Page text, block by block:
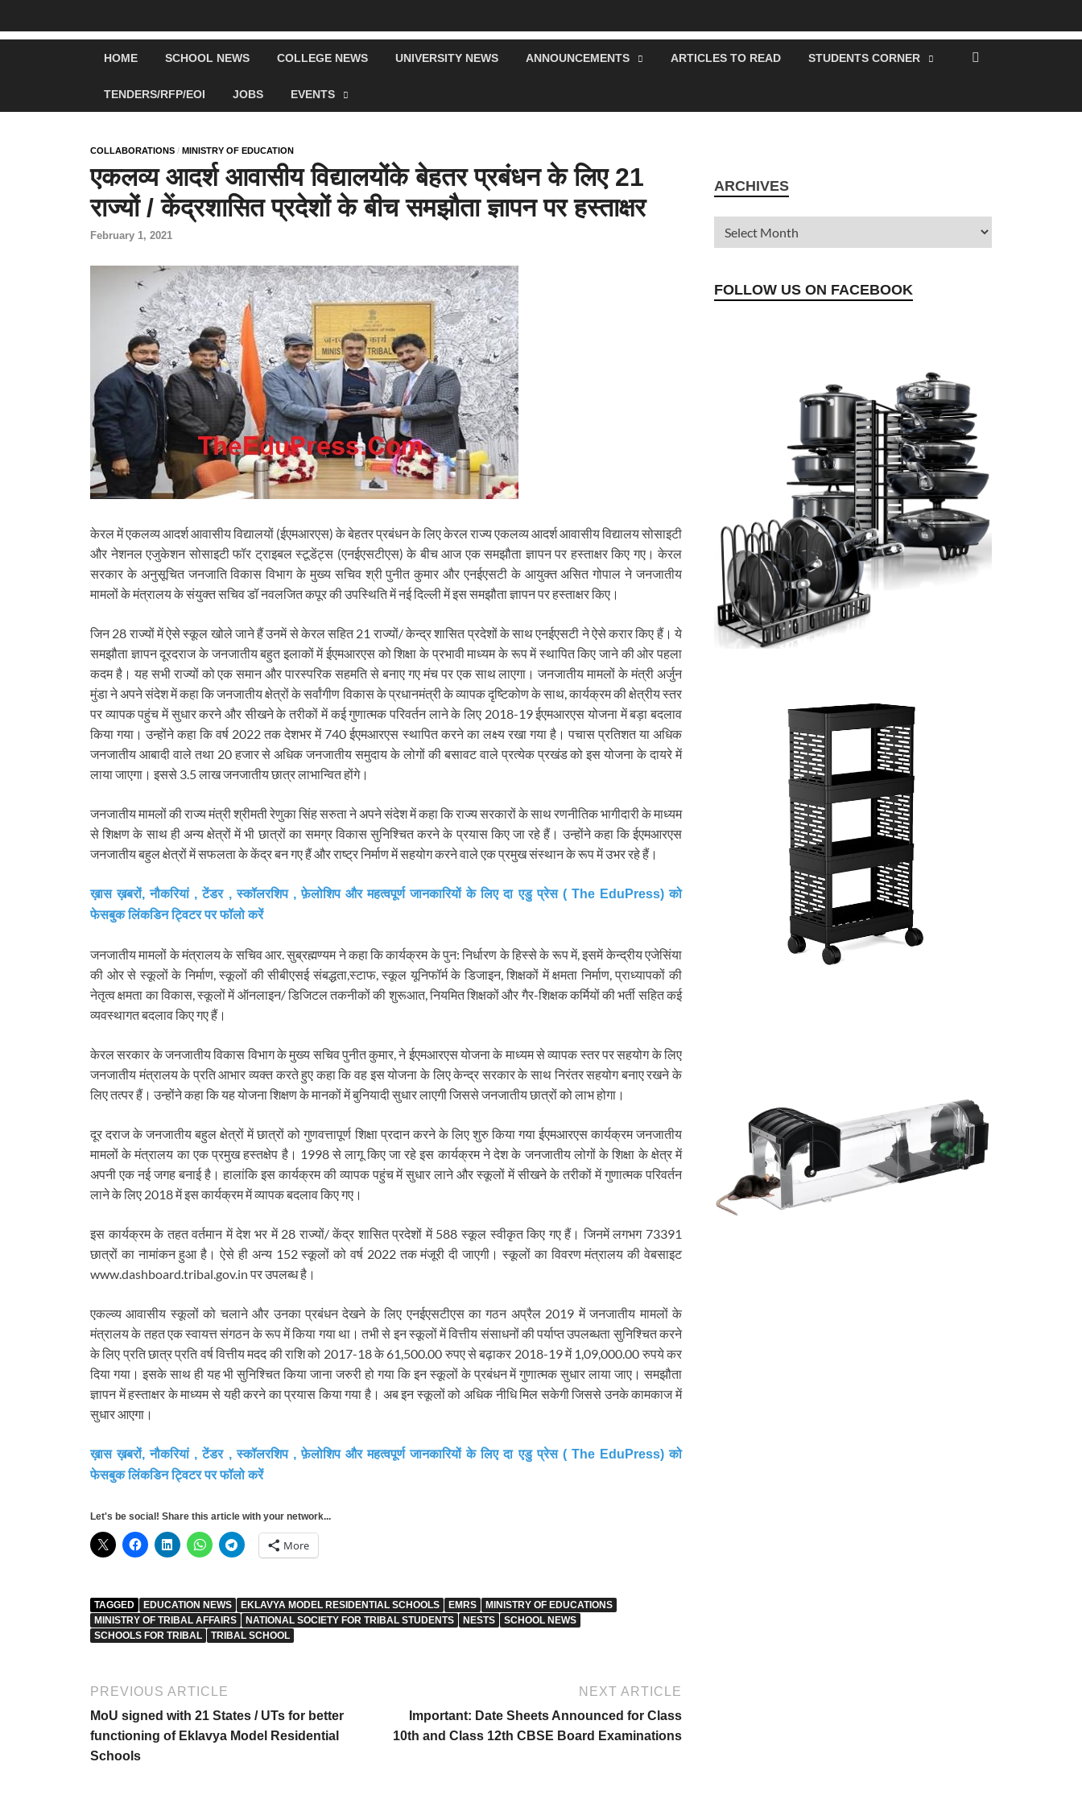
HOME SCHOOL NEWS COLLEGE NEWS UNIVERSITY NEWS ANNOUNCEMENTS ARTICLES TO READ STUDENTS CORNER
TENDERS/RFP/EOI JOBS EVENTS
COLLABORATIONS / MINISTRY OF EDUCATION
एकलव्य आदर्श आवासीय विद्यालयोंके बेहतर प्रबंधन के लिए 21
राज्यों / केंद्रशासित प्रदेशों के बीच समझौता ज्ञापन पर हस्ताक्षर
February 1, 2021
केरल में एकलव्य आदर्श आवासीय विद्यालयों (ईएमआरएस) के बेहतर प्रबंधन के लिए केरल राज्य एकलव्य आदर्श आवासीय विद्यालय सोसाइटी
और नेशनल एजुकेशन सोसाइटी फॉर ट्राइबल स्टूडेंट्स (एनईएसटीएस) के बीच आज एक समझौता ज्ञापन पर हस्ताक्षर किए गए। केरल
सरकार के अनुसूचित जनजाति विकास विभाग के मुख्य सचिव श्री पुनीत कुमार और एनईएसटी के आयुक्त असित गोपाल ने जनजातीय
मामलों के मंत्रालय के संयुक्त सचिव डॉ नवलजित कपूर की उपस्थिति में नई दिल्ली में इस समझौता ज्ञापन पर हस्ताक्षर किए।
जिन 28 राज्यों में ऐसे स्कूल खोले जाने हैं उनमें से केरल सहित 21 राज्यों/ केन्द्र शासित प्रदेशों के साथ एनईएसटी ने ऐसे करार किए हैं। ये
समझौता ज्ञापन दूरदराज के जनजातीय बहुत इलाकों में ईएमआरएस को शिक्षा के प्रभावी माध्यम के रूप में स्थापित किए जाने की ओर पहला
कदम है। यह सभी राज्यों को एक समान और पारस्परिक सहमति से बनाए गए मंच पर एक साथ लाएगा। जनजातीय मामलों के मंत्री अर्जुन
मुंडा ने अपने संदेश में कहा कि जनजातीय क्षेत्रों के सर्वांगीण विकास के प्रधानमंत्री के व्यापक दृष्टिकोण के साथ, कार्यक्रम की क्षेत्रीय स्तर
पर व्यापक पहुंच में सुधार करने और सीखने के तरीकों में कई गुणात्मक परिवर्तन लाने के लिए 2018-19 ईएमआरएस योजना में बड़ा बदलाव
किया गया। उन्होंने कहा कि वर्ष 2022 तक देशभर में 740 ईएमआरएस स्थापित करने का लक्ष्य रखा गया है। पचास प्रतिशत या अधिक
जनजातीय आबादी वाले तथा 20 हजार से अधिक जनजातीय समुदाय के लोगों की बसावट वाले प्रत्येक प्रखंड को इस योजना के दायरे में
लाया जाएगा। इससे 3.5 लाख जनजातीय छात्र लाभान्वित होंगे।
जनजातीय मामलों की राज्य मंत्री श्रीमती रेणुका सिंह सरुता ने अपने संदेश में कहा कि राज्य सरकारों के साथ रणनीतिक भागीदारी के माध्यम
से शिक्षण के साथ ही अन्य क्षेत्रों में भी छात्रों का समग्र विकास सुनिश्चित करने के प्रयास किए जा रहे हैं। उन्होंने कहा कि ईएमआरएस
जनजातीय बहुल क्षेत्रों में सफलता के केंद्र बन गए हैं और राष्ट्र निर्माण में सहयोग करने वाले एक प्रमुख संस्थान के रूप में उभर रहे हैं।
ख़ास ख़बरों, नौकरियां , टेंडर , स्कॉलरशिप , फ़ेलोशिप और महत्वपूर्ण जानकारियों के लिए दा एडु प्रेस ( The EduPress) को
फेसबुक लिंकडिन ट्विटर पर फॉलो करें
जनजातीय मामलों के मंत्रालय के सचिव आर. सुब्रह्मण्यम ने कहा कि कार्यक्रम के पुन: निर्धारण के हिस्से के रूप में, इसमें केन्द्रीय एजेसिंया
की ओर से स्कूलों के निर्माण, स्कूलों की सीबीएसई संबद्धता,स्टाफ, स्कूल यूनिफॉर्म के डिजाइन, शिक्षकों में क्षमता निर्माण, प्राध्यापकों की
नेतृत्व क्षमता का विकास, स्कूलों में ऑनलाइन/ डिजिटल तकनीकों की शुरूआत, नियमित शिक्षकों और गैर-शिक्षक कर्मियों की भर्ती सहित कई
व्यवस्थागत बदलाव किए गए हैं।
केरल सरकार के जनजातीय विकास विभाग के मुख्य सचिव पुनीत कुमार, ने ईएमआरएस योजना के माध्यम से व्यापक स्तर पर सहयोग के लिए
जनजातीय मंत्रालय के प्रति आभार व्यक्त करते हुए कहा कि वह इस योजना के लिए केन्द्र सरकार के साथ निरंतर सहयोग बनाए रखने के
लिए तत्पर हैं। उन्होंने कहा कि यह योजना शिक्षण के मानकों में बुनियादी सुधार लाएगी जिससे जनजातीय छात्रों को लाभ होगा।
दूर दराज के जनजातीय बहुल क्षेत्रों में छात्रों को गुणवत्तापूर्ण शिक्षा प्रदान करने के लिए शुरु किया गया ईएमआरएस कार्यक्रम जनजातीय
मामलों के मंत्रालय का एक प्रमुख हस्तक्षेप है। 1998 से लागू किए जा रहे इस कार्यक्रम ने देश के जनजातीय लोगों के शिक्षा के क्षेत्र में
अपनी एक नई जगह बनाई है। हालांकि इस कार्यक्रम की व्यापक पहुंच में सुधार लाने और स्कूलों में सीखने के तरीकों में गुणात्मक परिवर्तन
लाने के लिए 2018 में इस कार्यक्रम में व्यापक बदलाव किए गए।
इस कार्यक्रम के तहत वर्तमान में देश भर में 28 राज्यों/ केंद्र शासित प्रदेशों में 588 स्कूल स्वीकृत किए गए हैं। जिनमें लगभग 73391
छात्रों का नामांकन हुआ है। ऐसे ही अन्य 152 स्कूलों को वर्ष 2022 तक मंजूरी दी जाएगी। स्कूलों का विवरण मंत्रालय की वेबसाइट
www.dashboard.tribal.gov.in पर उपलब्ध है।
एकल्व्य आवासीय स्कूलों को चलाने और उनका प्रबंधन देखने के लिए एनईएसटीएस का गठन अप्रैल 2019 में जनजातीय मामलों के
मंत्रालय के तहत एक स्वायत्त संगठन के रूप में किया गया था। तभी से इन स्कूलों में वित्तीय संसाधनों की पर्याप्त उपलब्धता सुनिश्चित करने
के लिए प्रति छात्र प्रति वर्ष वित्तीय मदद की राशि को 2017-18 के 61,500.00 रुपए से बढ़ाकर 2018-19 में 1,09,000.00 रुपये कर
दिया गया। इसके साथ ही यह भी सुनिश्चित किया जाना जरुरी हो गया कि इन स्कूलों के प्रबंधन में गुणात्मक सुधार लाया जाए। समझौता
ज्ञापन में हस्ताक्षर के माध्यम से यही करने का प्रयास किया गया है। अब इन स्कूलों को अधिक नीधि मिल सकेगी जिससे उनके कामकाज में
सुधार आएगा।
ख़ास ख़बरों, नौकरियां , टेंडर , स्कॉलरशिप , फ़ेलोशिप और महत्वपूर्ण जानकारियों के लिए दा एडु प्रेस ( The EduPress) को
फेसबुक लिंकडिन ट्विटर पर फॉलो करें
Let's be social! Share this article with your network...
More
TAGGED EDUCATION NEWS EKLAVYA MODEL RESIDENTIAL SCHOOLS EMRS
MINISTRY OF EDUCATIONS
MINISTRY OF TRIBAL AFFAIRS
NATIONAL SOCIETY FOR TRIBAL STUDENTS NESTS
SCHOOL NEWS
SCHOOLS FOR TRIBAL
TRIBAL SCHOOL
PREVIOUS ARTICLE
MoU signed with 21 States / UTs for better
functioning of Eklavya Model Residential
Schools
NEXT ARTICLE
Important: Date Sheets Announced for Class
10th and Class 12th CBSE Board Examinations
ARCHIVES
FOLLOW US ON FACEBOOK